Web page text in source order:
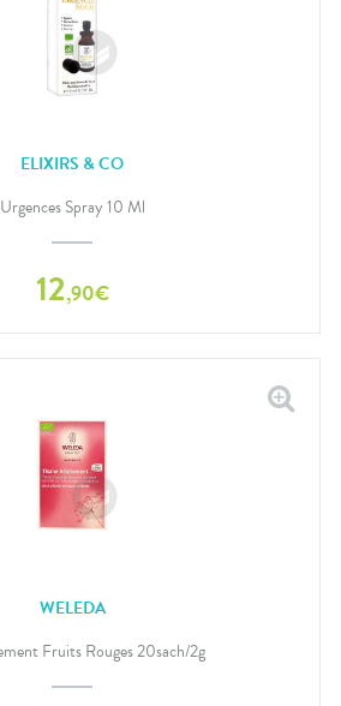
ELIXIRS & CO
Urgences Spray 10 Ml
12,90€
WELEDA
Fruits Rouges 20sach/2g